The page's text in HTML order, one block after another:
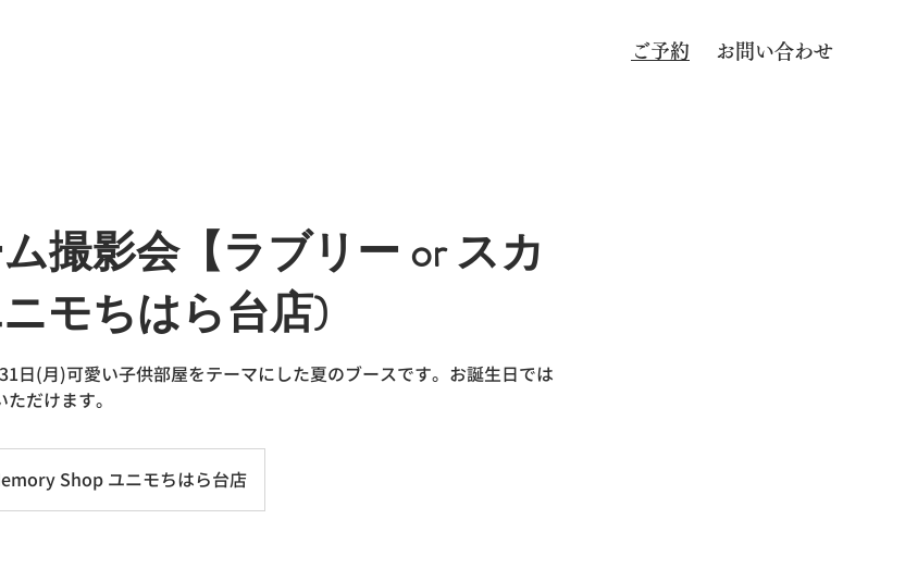
ご予約 お問い合わせ
撮影会【ラブリー or スカ
モちはら台店)
日(月)可愛い子供部屋をテーマにした夏のブースです。お誕生日では
だけます。
Shop ユニモちはら台店